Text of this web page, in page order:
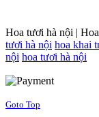
Hoa tươi hà nội |
tươi hà nội hoa khai
nội hoa tươi hà nội
Goto Top